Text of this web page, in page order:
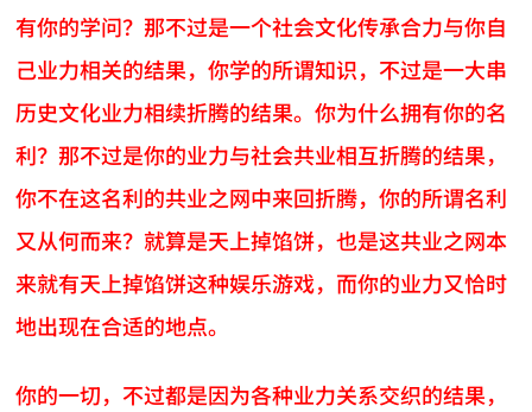
有你的学问？那不过是一个社会文化传承合力与你自
己业力相关的结果，你学的所谓知识，不过是一大串
历史文化业力相续折腾的结果。你为什么拥有你的名
利？那不过是你的业力与社会共业相互折腾的结果，
你不在这名利的共业之网中来回折腾，你的所谓名利
又从何而来？就算是天上掉馅饼，也是这共业之网本
来就有天上掉馅饼这种娱乐游戏，而你的业力又恰时
地出现在合适的地点。
你的一切，不过都是因为各种业力关系交织的结果，